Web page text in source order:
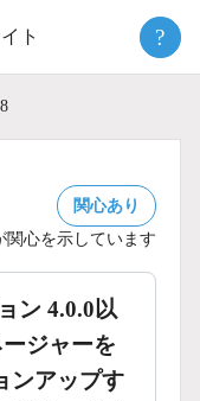
ト ?
関心あり
関心を示しています
ン 4.0.0以
ジャーを
ンアップす